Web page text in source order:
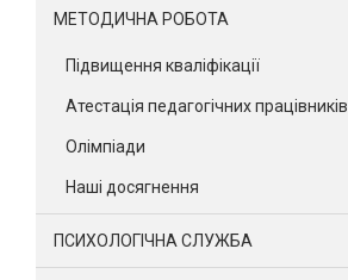
МЕТОДИЧНА РОБОТА
Підвищення кваліфікації
Атестація педагогічних працівників
Олімпіади
Наші досягнення
ПСИХОЛОГІЧНА СЛУЖБА